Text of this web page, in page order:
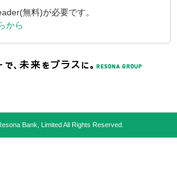
無料)が必要です。
から
Bank, Limited All Rights Reserved.